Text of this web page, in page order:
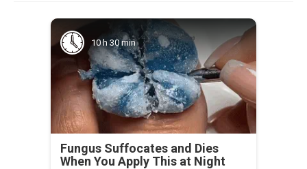
10 h 30 min
Fungus Suffocates and Dies
When You Apply This at Night